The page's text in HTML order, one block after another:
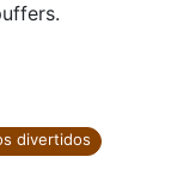
divertidos